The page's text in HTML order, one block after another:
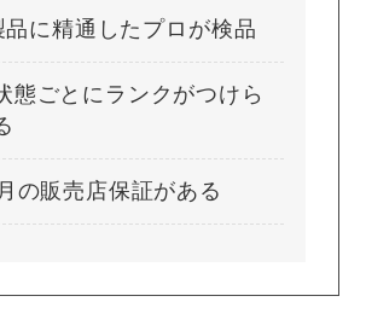
に精通したプロが検品
態ごとにランクがつけら
の販売店保証がある